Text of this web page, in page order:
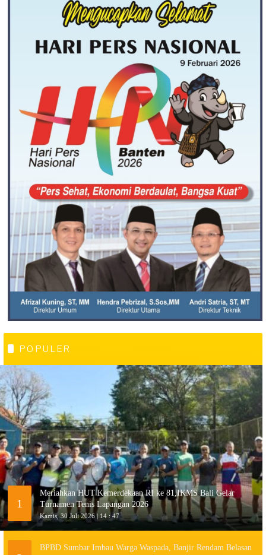
POPULER
1
Meriahkan HUT Kemerdekaan RI ke 81,IKMS Bali Gelar
Turnamen Tenis Lapangan 2026
Kamis, 30 Juli 2026 | 14 : 47
BPBD Sumbar Imbau Warga Waspada, Banjir Rendam Belasan